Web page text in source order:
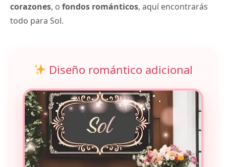
corazones, o fondos románticos, aquí encontrarás
todo para Sol.
Diseño romántico adicional